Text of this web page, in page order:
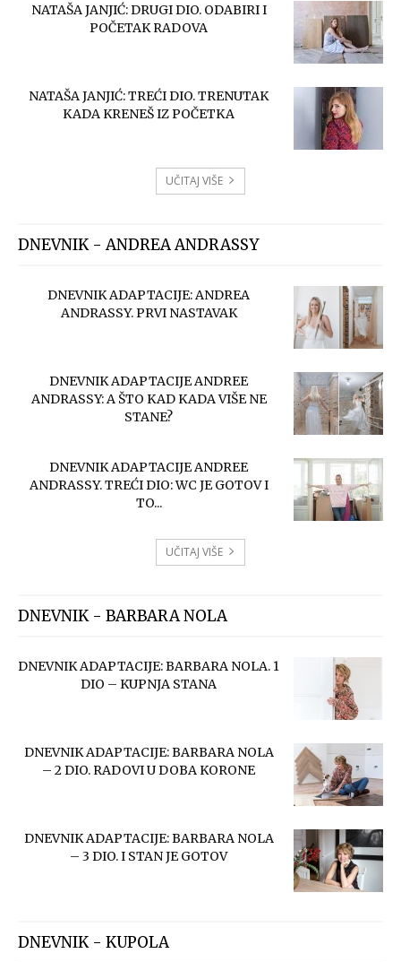
NATAŠA JANJIĆ: DRUGI DIO. ODABIRI I
POČETAK RADOVA
NATAŠA JANJIĆ: TREĆI DIO. TRENUTAK
KADA KRENEŠ IZ POČETKA
UČITAJ VIŠE
DNEVNIK - ANDREA ANDRASSY
DNEVNIK ADAPTACIJE: ANDREA
ANDRASSY. PRVI NASTAVAK
DNEVNIK ADAPTACIJE ANDREE
ANDRASSY: A ŠTO KAD KADA VIŠE NE
STANE?
DNEVNIK ADAPTACIJE ANDREE
ANDRASSY. TREĆI DIO: WC JE GOTOV I
TO...
UČITAJ VIŠE
DNEVNIK - BARBARA NOLA
DNEVNIK ADAPTACIJE: BARBARA NOLA. 1
DIO – KUPNJA STANA
DNEVNIK ADAPTACIJE: BARBARA NOLA
– 2 DIO. RADOVI U DOBA KORONE
DNEVNIK ADAPTACIJE: BARBARA NOLA
– 3 DIO. I STAN JE GOTOV
DNEVNIK - KUPOLA